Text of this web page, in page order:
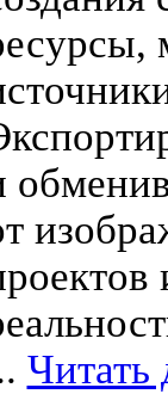
Читать